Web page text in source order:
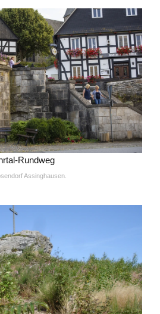
Rundweg
Assinghausen.